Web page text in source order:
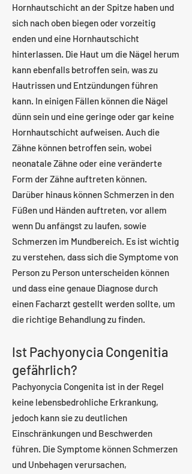
Hornhautschicht an der Spitze haben und
sich nach oben biegen oder vorzeitig
enden und eine Hornhautschicht
hinterlassen. Die Haut um die Nägel herum
kann ebenfalls betroffen sein, was zu
Hautrissen und Entzündungen führen
kann. In einigen Fällen können die Nägel
dünn sein und eine geringe oder gar keine
Hornhautschicht aufweisen. Auch die
Zähne können betroffen sein, wobei
neonatale Zähne oder eine veränderte
Form der Zähne auftreten können.
Darüber hinaus können Schmerzen in den
Füßen und Händen auftreten, vor allem
wenn Du anfängst zu laufen, sowie
Schmerzen im Mundbereich. Es ist wichtig
zu verstehen, dass sich die Symptome von
Person zu Person unterscheiden können
und dass eine genaue Diagnose durch
einen Facharzt gestellt werden sollte, um
die richtige Behandlung zu finden.
Ist Pachyonycia Congenitia
gefährlich?
Pachyonycia Congenita ist in der Regel
keine lebensbedrohliche Erkrankung,
jedoch kann sie zu deutlichen
Einschränkungen und Beschwerden
führen. Die Symptome können Schmerzen
und Unbehagen verursachen,